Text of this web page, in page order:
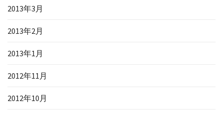
2013年3月
2013年2月
2013年1月
2012年11月
2012年10月